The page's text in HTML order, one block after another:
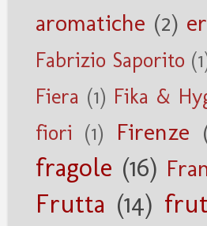
aromatiche (2)
Fabrizio Saporito
Fiera (1) Fika &
fiori (1) Firenze
fragole (16)
Frutta (14)